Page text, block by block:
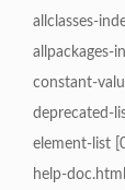
allclasses-
allpackages-
constant-
deprecated-
element-list
help-